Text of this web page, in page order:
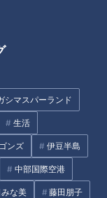
シマスパーランド
生活
ンズ 伊豆半島
中部国際空港
な美 藤田朋子